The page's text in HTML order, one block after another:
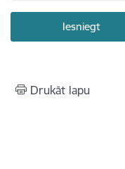
Drukāt lapu